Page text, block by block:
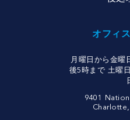
オフィ
月曜日から金曜
後5時まで 土曜
9401